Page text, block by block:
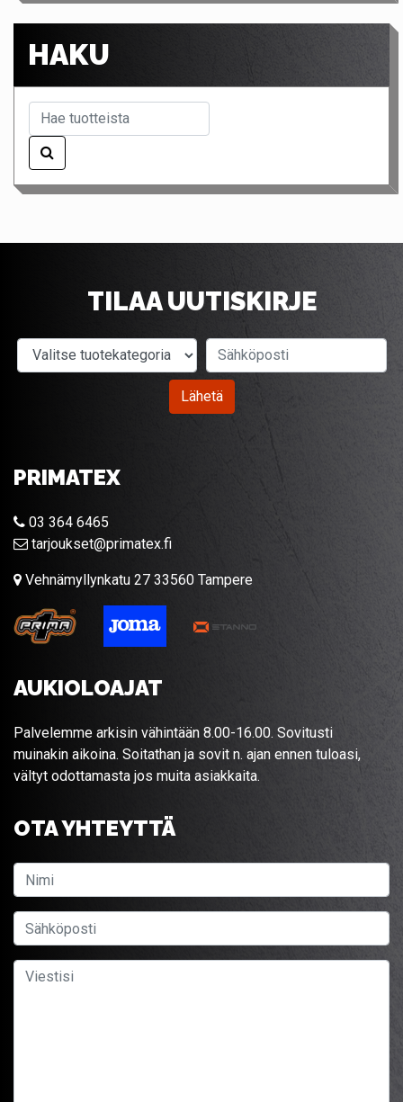
HAKU
TILAA UUTISKIRJE
Valitse tuotekategoria
Lähetä
PRIMATEX
03 364 6465
tarjoukset@primatex.fi
Vehnämyllynkatu 27 33560 Tampere
AUKIOLOAJAT
Palvelemme arkisin vähintään 8.00-16.00. Sovitusti
muinakin aikoina. Soitathan ja sovit n. ajan ennen tuloasi,
vältyt odottamasta jos muita asiakkaita.
OTA YHTEYTTÄ